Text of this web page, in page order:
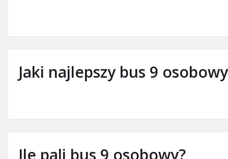
Jaki najlepszy bus 9
Ile pali bus 9 osobowy?